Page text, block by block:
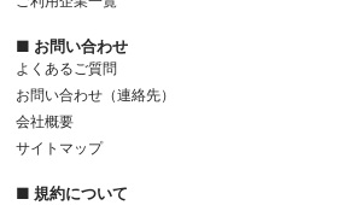
■ お問い合わせ
よくあるご質問
お問い合わせ（連絡先）
会社概要
サイトマップ
■ 規約について